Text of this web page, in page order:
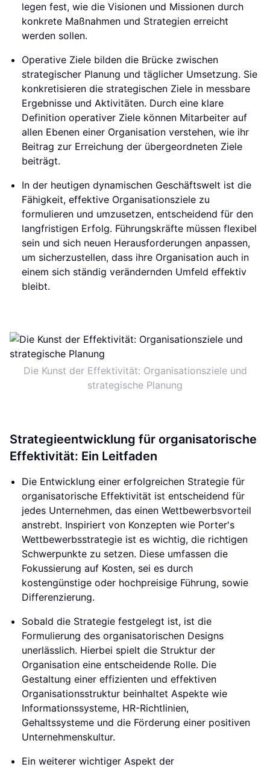
legen fest, wie die Visionen und Missionen durch
konkrete Maßnahmen und Strategien erreicht
werden sollen.
Operative Ziele bilden die Brücke zwischen
strategischer Planung und täglicher Umsetzung. Sie
konkretisieren die strategischen Ziele in messbare
Ergebnisse und Aktivitäten. Durch eine klare
Definition operativer Ziele können Mitarbeiter auf
allen Ebenen einer Organisation verstehen, wie ihr
Beitrag zur Erreichung der übergeordneten Ziele
beiträgt.
In der heutigen dynamischen Geschäftswelt ist die
Fähigkeit, effektive Organisationsziele zu
formulieren und umzusetzen, entscheidend für den
langfristigen Erfolg. Führungskräfte müssen flexibel
sein und sich neuen Herausforderungen anpassen,
um sicherzustellen, dass ihre Organisation auch in
einem sich ständig verändernden Umfeld effektiv
bleibt.
Die Kunst der Effektivität: Organisationsziele und
strategische Planung
Strategieentwicklung für organisatorische
Effektivität: Ein Leitfaden
Die Entwicklung einer erfolgreichen Strategie für
organisatorische Effektivität ist entscheidend für
jedes Unternehmen, das einen Wettbewerbsvorteil
anstrebt. Inspiriert von Konzepten wie Porter's
Wettbewerbsstrategie ist es wichtig, die richtigen
Schwerpunkte zu setzen. Diese umfassen die
Fokussierung auf Kosten, sei es durch
kostengünstige oder hochpreisige Führung, sowie
Differenzierung.
Sobald die Strategie festgelegt ist, ist die
Formulierung des organisatorischen Designs
unerlässlich. Hierbei spielt die Struktur der
Organisation eine entscheidende Rolle. Die
Gestaltung einer effizienten und effektiven
Organisationsstruktur beinhaltet Aspekte wie
Informationssysteme, HR-Richtlinien,
Gehaltssysteme und die Förderung einer positiven
Unternehmenskultur.
Ein weiterer wichtiger Aspekt der